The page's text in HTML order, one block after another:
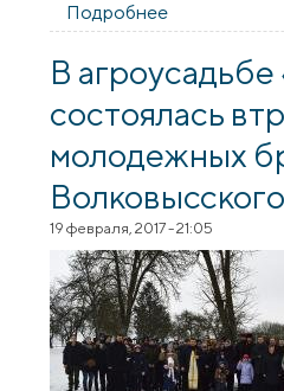
Подробнее
молодежных
В
состоялась
молодежных
19 февраля, 2017 - 21:05